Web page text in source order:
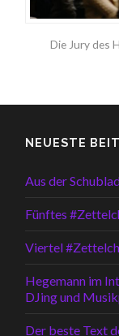
Die Jury des
NEUESTE
Aus der
Fünftes
Viertel
Hegemann im
DJing und
Der beste Text